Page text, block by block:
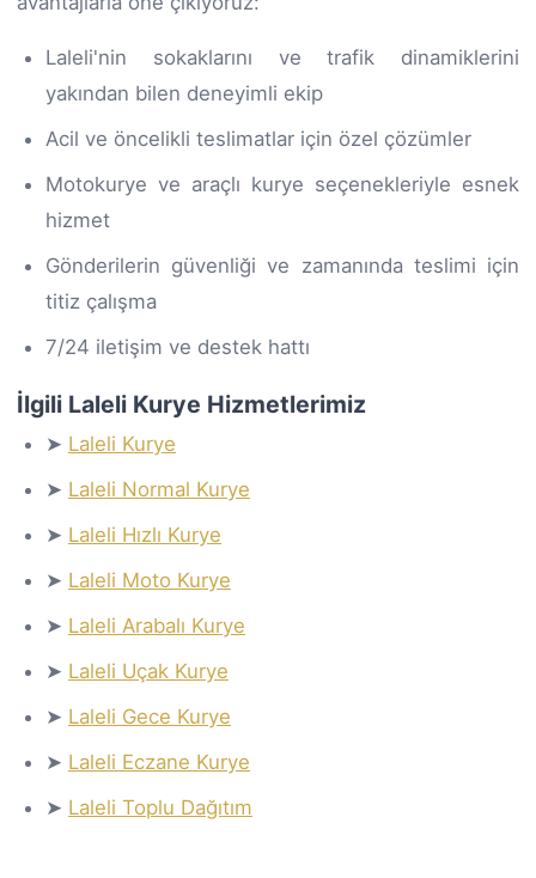
Laleli'nin sokaklarını ve trafik dinamiklerini
yakından bilen deneyimli ekip
Acil ve öncelikli teslimatlar için özel çözümler
Motokurye ve araçlı kurye seçenekleriyle esnek
hizmet
Gönderilerin güvenliği ve zamanında teslimi için
titiz çalışma
7/24 iletişim ve destek hattı
İlgili Laleli Kurye Hizmetlerimiz
➤ Laleli Kurye
➤ Laleli Normal Kurye
➤ Laleli Hızlı Kurye
➤ Laleli Moto Kurye
➤ Laleli Arabalı Kurye
➤ Laleli Uçak Kurye
➤ Laleli Gece Kurye
➤ Laleli Eczane Kurye
➤ Laleli Toplu Dağıtım